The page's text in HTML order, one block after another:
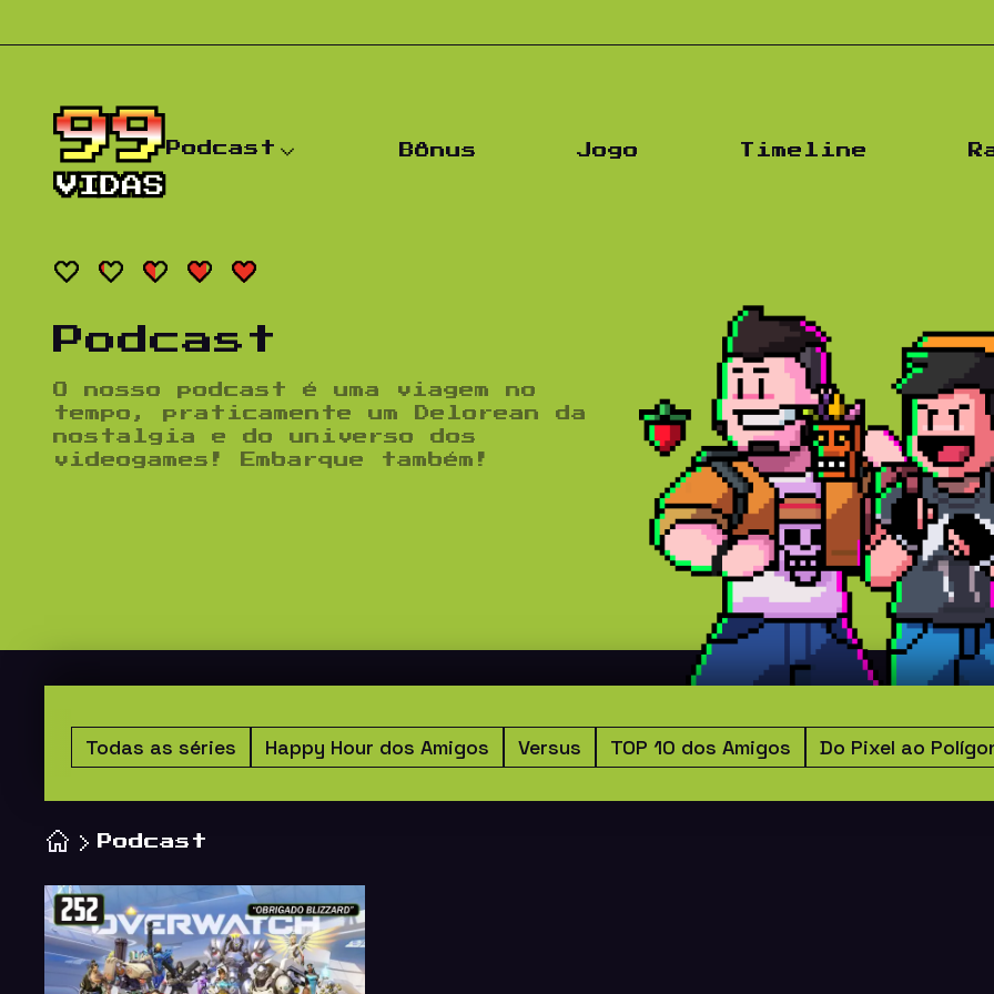
Podcast Bônus Jogo Timeline
Podcast
O nosso podcast é uma viagem no
tempo, praticamente um Delorean da
nostalgia e do universo dos
videogames! Embarque também!
Todas as séries Happy Hour dos Amigos Versus TOP 10 dos Amigos Do Pixel ao
Podcast